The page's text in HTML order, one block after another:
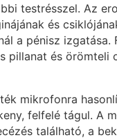
testrésszel. Az
és
a pénisz izgatása.
pillanat és örömteli
mikrofonra
felfelé tágul. A
található, a